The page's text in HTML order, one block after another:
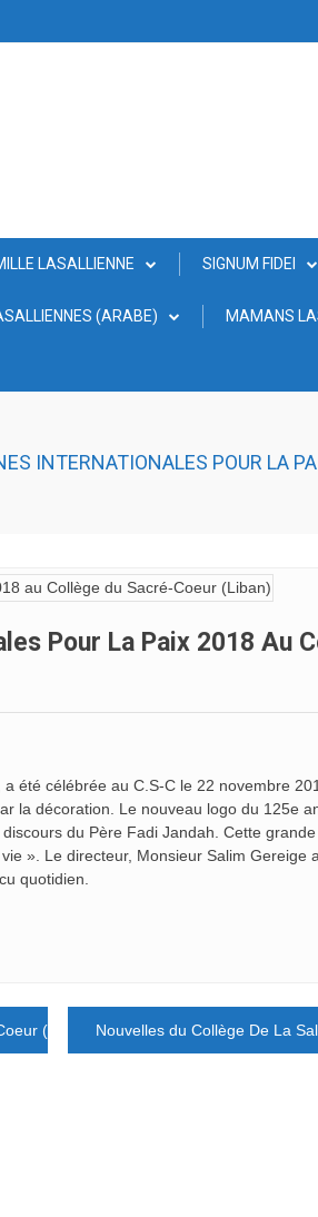
LASALLIENNE SIGNUM FIDEI
(ARABE) MAMANS
INTERNATIONALES POUR LA
Pour La Paix 2018 Au
été célébrée au C.S-C le 22 novembre
la décoration. Le nouveau logo du 125e
du Père Fadi Jandah. Cette
». Le directeur, Monsieur Salim Gereige
quotidien.
(Liban) Nouvelles du Collège De La